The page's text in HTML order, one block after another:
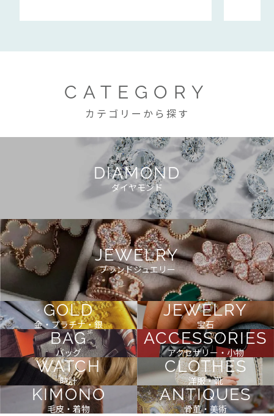
CATEGORY
カテゴリーから探す
DIAMOND
ダイヤモンド
JEWELRY
ブランドジュエリー
GOLD
金・プラチナ・銀
JEWELRY
宝石
BAG
バッグ
ACCESSORIES
アクセサリー・小物
WATCH
時計
CLOTHES
洋服・靴
KIMONO
毛皮・着物
ANTIQUES
骨董・美術